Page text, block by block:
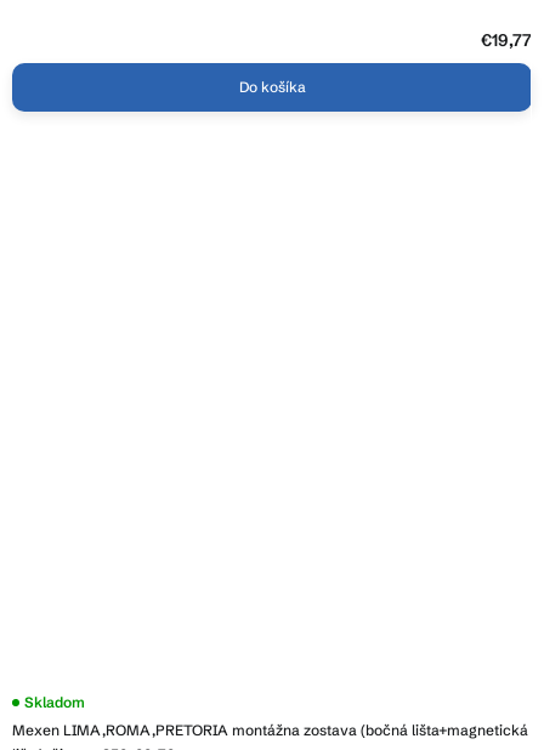
€19,77
Do košíka
Mexen LIMA,ROMA,PRETORIA montážna zostava (bočná lišta+magnetická
Skladom